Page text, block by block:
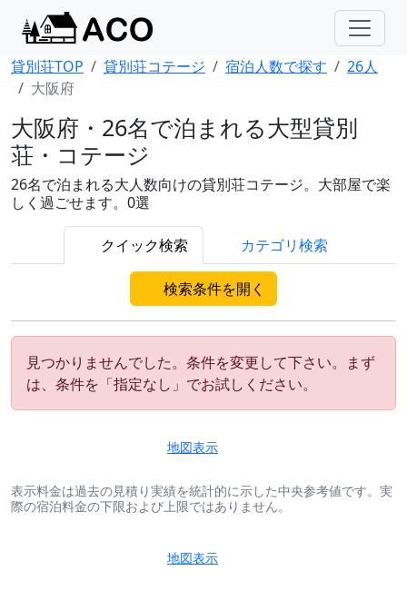
貸別荘TOP 貸別荘コテージ 宿泊人数で探す
26人
大阪府
大阪府・26名で泊まれる大型貸別
荘・コテージ
26名で泊まれる大人数向けの貸別荘コテージ。大部屋で楽
しく過ごせます。0選
クイック検索 カテゴリ検索
検索条件を開く
見つかりませんでした。条件を変更して下さい。まず
は、条件を「指定なし」でお試しください。
地図表示
表示料金は過去の見積り実績を統計的に示した中央参考値です。実
際の宿泊料金の下限および上限ではありません。
地図表示